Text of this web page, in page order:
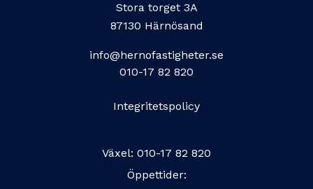
Stora torget 3A
87130 Härnösand
info@hernofastigheter.se
010-17 82 820
Integritetspolicy
Växel: 010-17 82 820
Öppettider: